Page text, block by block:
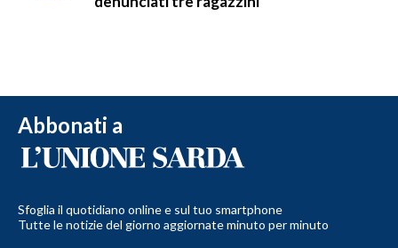
Abbonati a
Sfoglia il quotidiano online e sul tuo smartphone
Tutte le notizie del giorno aggiornate minuto per minuto